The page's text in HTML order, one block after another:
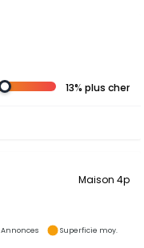
13% plus cher
Maison 4p
Annonces Superficie moy.